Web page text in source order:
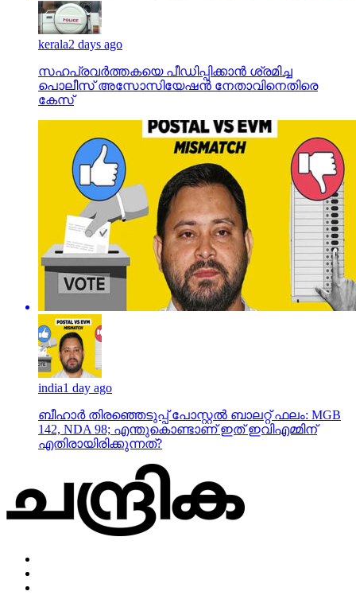
kerala2 days ago
സഹപ്രവര്‍ത്തകയെ പീഡിപ്പിക്കാന്‍ ശ്രമിച്ച
പൊലീസ് അസോസിയേഷന്‍ നേതാവിനെതിരെ
കേസ്
india1 day ago
ബീഹാർ തിരഞ്ഞെടുപ്പ് പോസ്റ്റൽ ബാലറ്റ് ഫലം: MGB
142, NDA 98; എന്തുകൊണ്ടാണ് ഇത് ഇവിഎമ്മിന്
എതിരായിരിക്കുന്നത്?